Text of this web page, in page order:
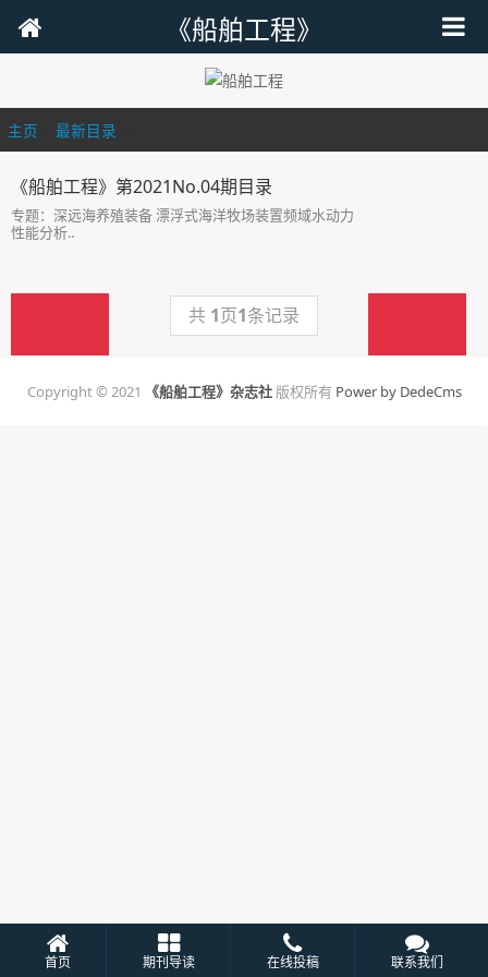
《船舶工程》
主页 最新目录
《船舶工程》第2021No.04期目录
专题：深远海养殖装备 漂浮式海洋牧场装置频域水动力
性能分析..
共 1页1条记录
Copyright © 2021 《船舶工程》杂志社版权所有 Power by DedeCms
首页 期刊导读 在线投稿 联系我们